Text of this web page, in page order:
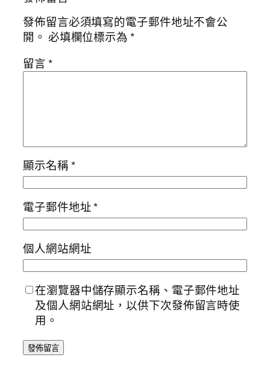
發佈留言必須填寫的電子郵件地址不會公
開。 必填欄位標示為*
留言*
顯示名稱*
電子郵件地址*
個人網站網址
在瀏覽器中儲存顯示名稱、電子郵件地址
及個人網站網址，以供下次發佈留言時使
用。